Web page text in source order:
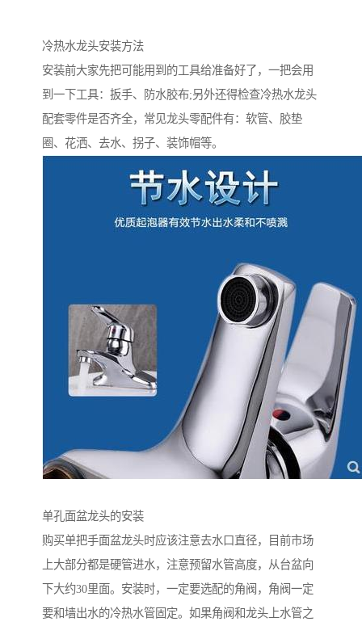
冷热水龙头安装方法
安装前大家先把可能用到的工具给准备好了，一把会用
到一下工具：扳手、防水胶布;另外还得检查冷热水龙头
配套零件是否齐全，常见龙头零配件有：软管、胶垫
圈、花洒、去水、拐子、装饰帽等。
单孔面盆龙头的安装
购买单把手面盆龙头时应该注意去水口直径，目前市场
上大部分都是硬管进水，注意预留水管高度，从台盆向
下大约30里面。安装时，一定要选配的角阀，角阀一定
要和墙出水的冷热水管固定。如果角阀和龙头上水管之